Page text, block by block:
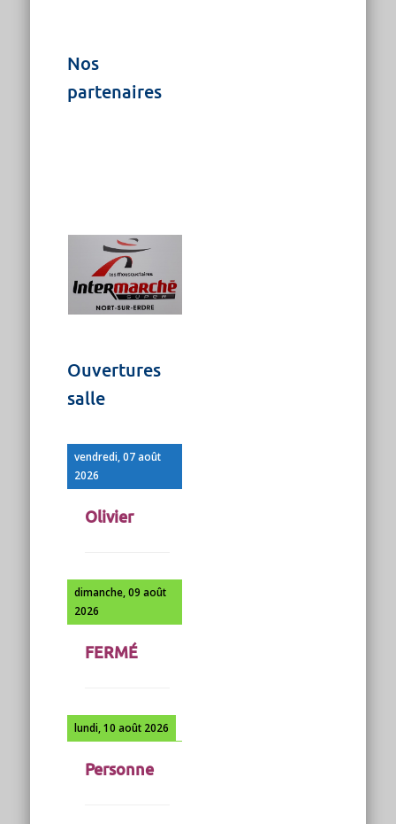
Nos
partenaires
Ouvertures
salle
vendredi, 07 août
2026
Olivier
dimanche, 09 août
2026
FERMÉ
lundi, 10 août 2026
Personne